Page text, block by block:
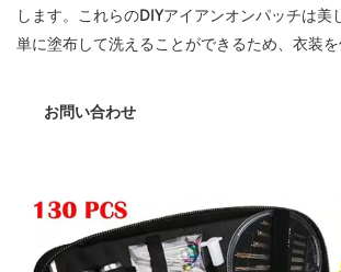
します。これらのDIYアイアンオンパッチは美
単に塗布して洗えることができるため、衣装
ッシュなステッカーを使用して、ワードローブ
お問い合わせ